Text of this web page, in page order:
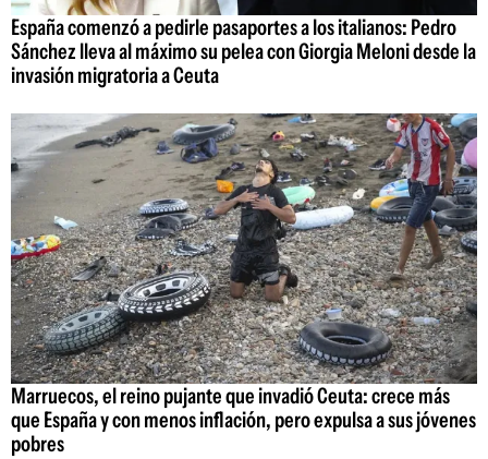
España comenzó a pedirle pasaportes a los italianos: Pedro
Sánchez lleva al máximo su pelea con Giorgia Meloni desde la
invasión migratoria a Ceuta
Marruecos, el reino pujante que invadió Ceuta: crece más
que España y con menos inflación, pero expulsa a sus jóvenes
pobres